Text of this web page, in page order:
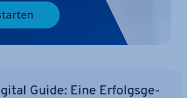
Guide: Eine Er­folgs­ge­